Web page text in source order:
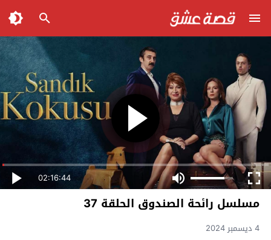
02:16:44
مسلسل رائحة الصندوق الحلقة 37
4 ديسمبر 2024